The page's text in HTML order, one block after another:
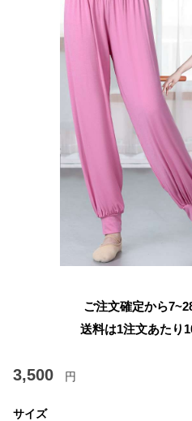
ご注文確定から
送料は1注文あたり
3,500 円
サイズ